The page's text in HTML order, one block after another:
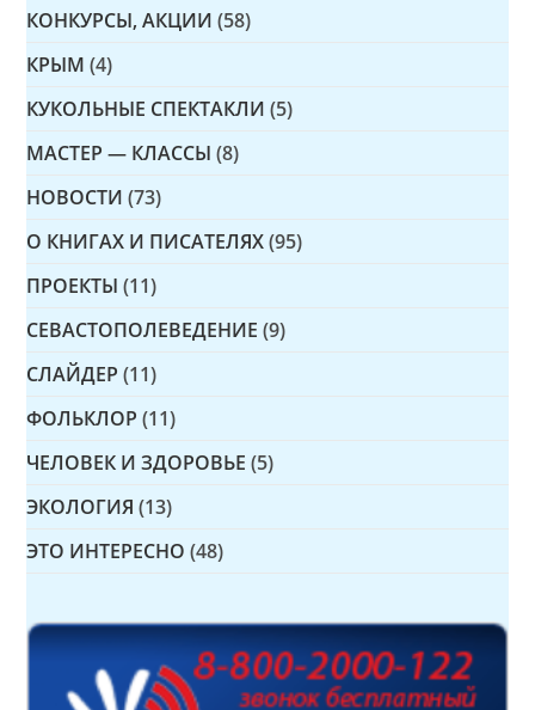
КОНКУРСЫ, АКЦИИ (58)
КРЫМ (4)
КУКОЛЬНЫЕ СПЕКТАКЛИ (5)
МАСТЕР — КЛАССЫ (8)
НОВОСТИ (73)
О КНИГАХ И ПИСАТЕЛЯХ (95)
ПРОЕКТЫ (11)
СЕВАСТОПОЛЕВЕДЕНИЕ (9)
СЛАЙДЕР (11)
ФОЛЬКЛОР (11)
ЧЕЛОВЕК И ЗДОРОВЬЕ (5)
ЭКОЛОГИЯ (13)
ЭТО ИНТЕРЕСНО (48)